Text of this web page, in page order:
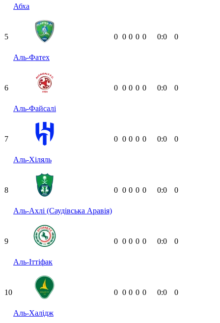
Абха
5
Аль-Фатех
0 0 0 0 0 0:0 0
6
Аль-Файсалі
0 0 0 0 0 0:0 0
7
Аль-Хіляль
0 0 0 0 0 0:0 0
8
Аль-Ахлі (Саудівська Аравія)
0 0 0 0 0 0:0 0
9
Аль-Іттіфак
0 0 0 0 0 0:0 0
10
Аль-Халідж
0 0 0 0 0 0:0 0